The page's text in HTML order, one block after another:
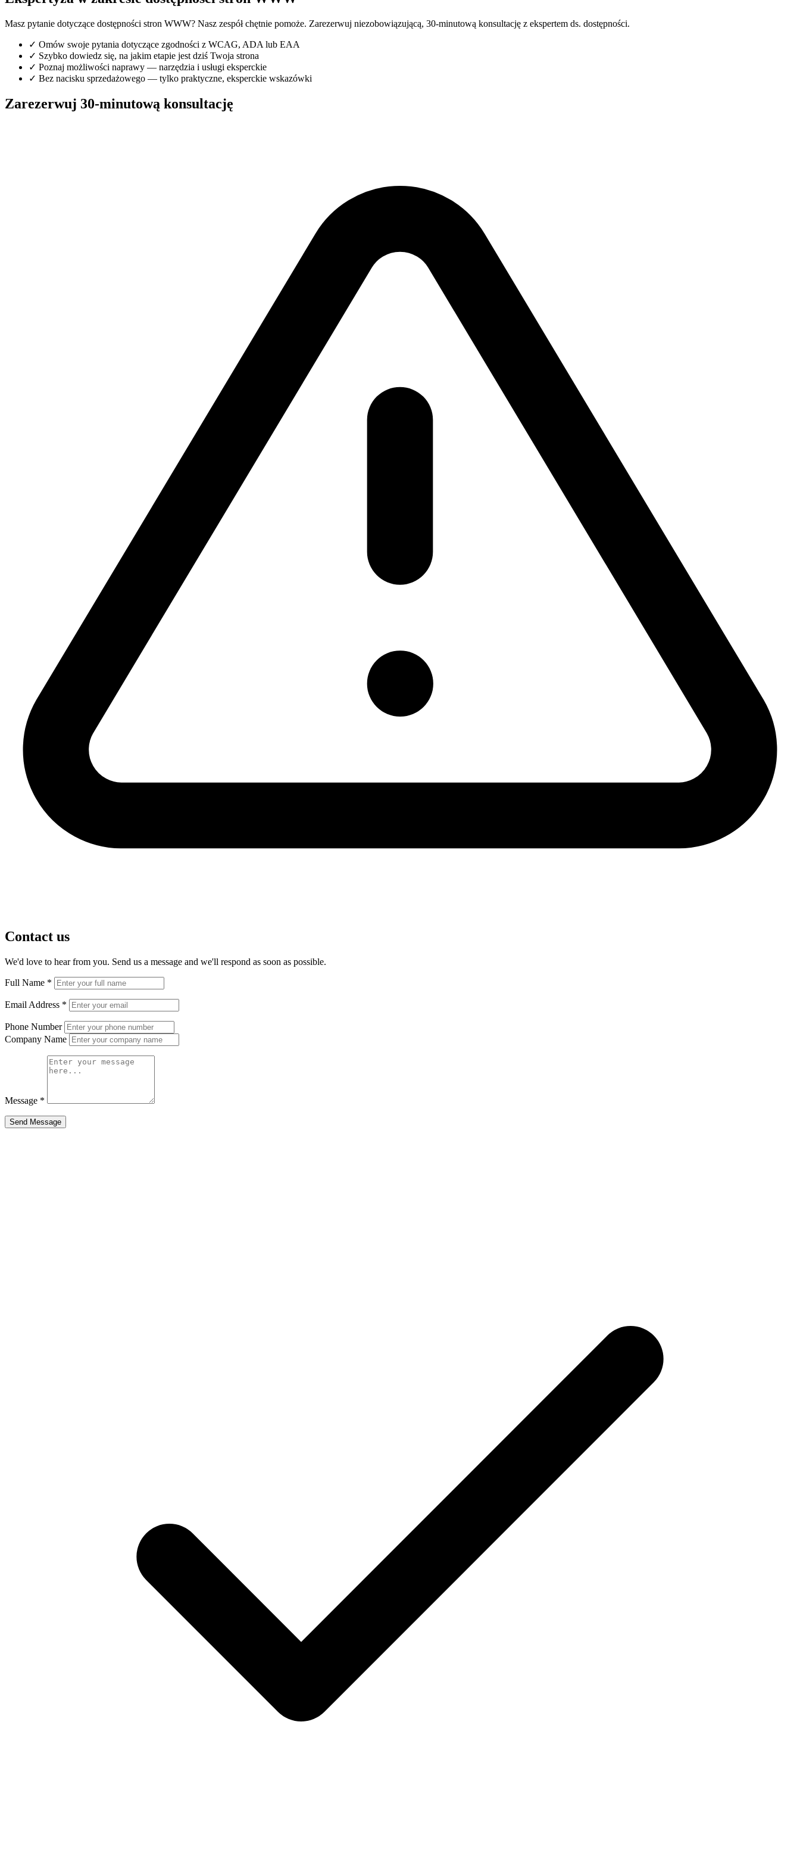
Masz pytanie dotyczące dostępności stron WWW? Nasz zespół chętnie pomoże. Zarezerwuj niezobowiązującą, 30-minutową konsultację z ekspertem ds. dostępności.
✓ Omów swoje pytania dotyczące zgodności z WCAG, ADA lub EAA
✓ Szybko dowiedz się, na jakim etapie jest dziś Twoja strona
✓ Poznaj możliwości naprawy — narzędzia i usługi eksperckie
✓ Bez nacisku sprzedażowego — tylko praktyczne, eksperckie wskazówki
Zarezerwuj 30-minutową konsultację
Contact us
We'd love to hear from you. Send us a message and we'll respond as soon as possible.
Full Name *
Email Address *
Phone Number
Company Name
Message *
Send Message